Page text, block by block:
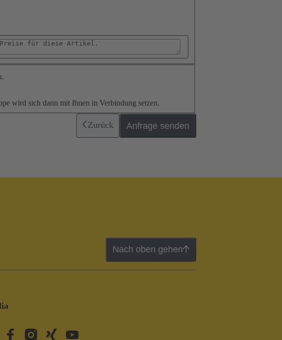
wird sich dann mit Ihnen in Verbindung setzen.
Zurück Anfrage senden
Nach oben gehen